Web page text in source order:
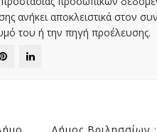
ανήκει αποκλειστικά στον
του ή την πηγή προέλευσης.